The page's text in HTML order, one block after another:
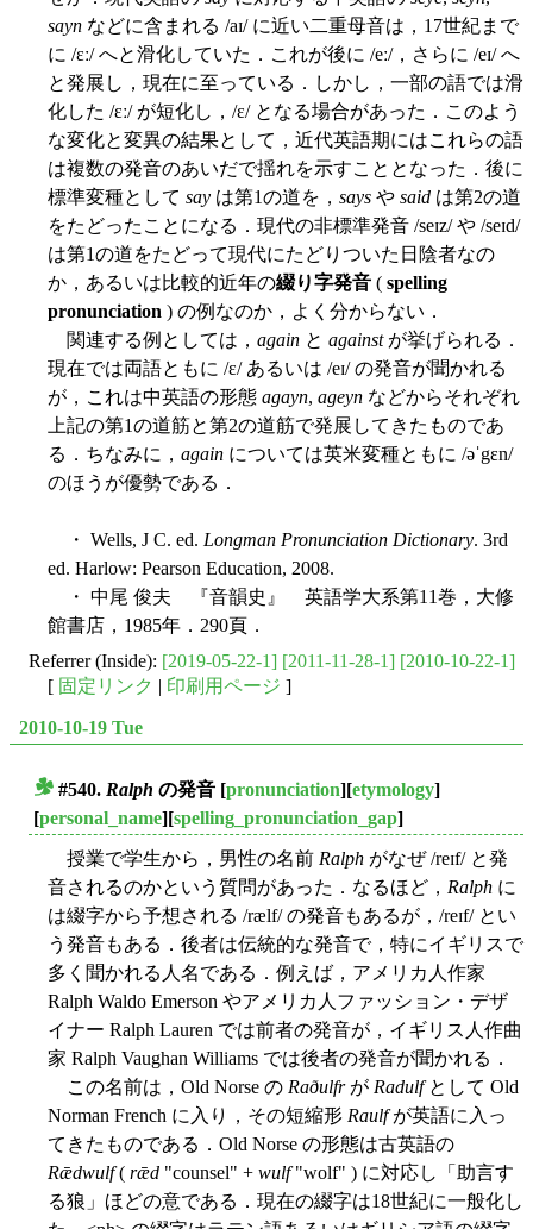
sayn などに含まれる /aɪ/ に近い二重母音は，17世紀まで
に /ɛː/ へと滑化していた．これが後に /eː/，さらに /eɪ/ へ
と発展し，現在に至っている．しかし，一部の語では滑
化した /ɛː/ が短化し，/ɛ/ となる場合があった．このよう
な変化と変異の結果として，近代英語期にはこれらの語
は複数の発音のあいだで揺れを示すこととなった．後に
標準変種として say は第1の道を， says や said は第2の道
をたどったことになる．現代の非標準発音 /seɪz/ や /seɪd/
は第1の道をたどって現代にたどりついた日陰者なの
か，あるいは比較的近年の綴り字発音 ( spelling
pronunciation ) の例なのか，よく分からない．
関連する例としては， again と againstが挙げられる．
現在では両語ともに /ɛ/ あるいは /eɪ/ の発音が聞かれる
が，これは中英語の形態 agayn, ageyn などからそれぞれ
上記の第1の道筋と第2の道筋で発展してきたものであ
る．ちなみに， again については英米変種ともに /əˈgɛn/
のほうが優勢である．
・ Wells, J C. ed. Longman Pronunciation Dictionary. 3rd
ed. Harlow: Pearson Education, 2008.
・ 中尾 俊夫 『音韻史』 英語学大系第11巻，大修
館書店，1985年．290頁．
Referrer (Inside): [2019-05-22-1] [2011-11-28-1] [2010-10-22-1]
[ 固定リンク | 印刷用ページ ]
2010-10-19 Tue
#540. Ralph の発音 [pronunciation][etymology]
[personal_name][spelling_pronunciation_gap]
授業で学生から，男性の名前 Ralph がなぜ /reɪf/ と発
音されるのかという質問があった．なるほど， Ralph に
は綴字から予想される /rælf/ の発音もあるが，/reɪf/ とい
う発音もある．後者は伝統的な発音で，特にイギリスで
多く聞かれる人名である．例えば，アメリカ人作家
Ralph Waldo Emerson やアメリカ人ファッション・デザ
イナー Ralph Lauren では前者の発音が，イギリス人作曲
家 Ralph Vaughan Williams では後者の発音が聞かれる．
この名前は，Old Norse の Raðulfrが Radulfとして Old
Norman French に入り，その短縮形 Raulfが英語に入っ
てきたものである．Old Norse の形態は古英語の
Rǣdwulf( rǣd "counsel" + wulf"wolf" ) に対応し「助言す
る狼」ほどの意である．現在の綴字は18世紀に一般化し